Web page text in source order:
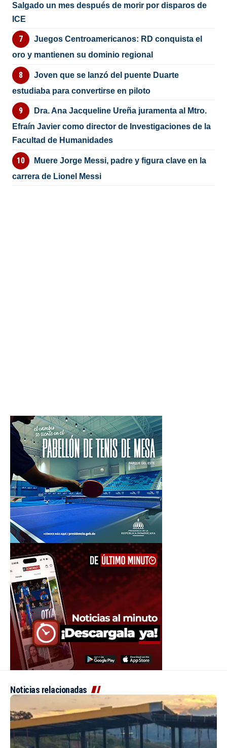
Salgado un mes después de morir por disparos de
ICE
Juegos Centroamericanos: RD conquista el
oro y mantienen su dominio regional
Joven que se lanzó del puente Duarte
estudiaba para convertirse en piloto
Dra. Ana Jacqueline Ureña juramenta al Mtro.
Efraín Javier como director de Investigaciones de la
Facultad de Humanidades
Muere Jorge Messi, padre y figura clave en la
carrera de Lionel Messi
Noticias relacionadas